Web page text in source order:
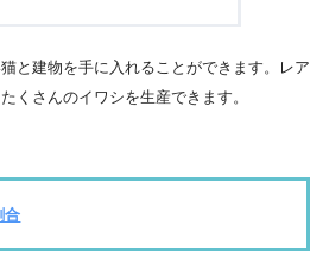
と建物を手に入れることができます。レア
くさんのイワシを生産できます。
合